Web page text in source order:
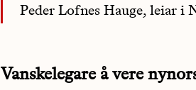
Peder Lofnes Hauge, leiar i
Vanskelegare å vere